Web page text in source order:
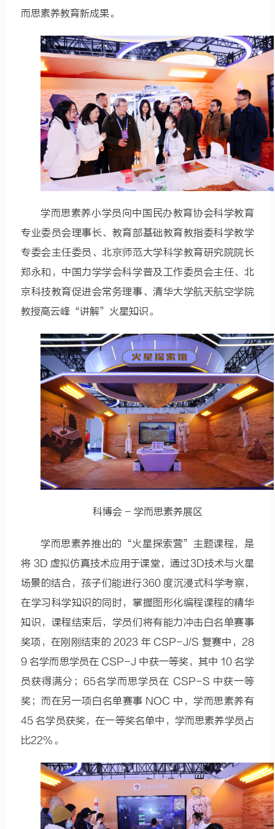
而思素养教育新成果。
学而思素养小学员向中国民办教育协会科学教育
专业委员会理事长、教育部基础教育教指委科学教学
专委会主任委员、北京师范大学科学教育研究院院长
郑永和，中国力学学会科学普及工作委员会主任、北
京科技教育促进会常务理事、清华大学航天航空学院
教授高云峰“讲解”火星知识。
科博会 - 学而思素养展区
学而思素养推出的“火星探索营”主题课程，是
将 3D 虚拟仿真技术应用于课堂，通过3D技术与火星
场景的结合，孩子们能进行360 度沉浸式科学考察，
在学习科学知识的同时，掌握图形化编程课程的精华
知识，课程结束后，学员们将有能力冲击白名单赛事
奖项，在刚刚结束的 2023 年 CSP-J/S 复赛中，28
9 名学而思学员在 CSP-J 中获一等奖，其中 10 名学
员获得满分；65名学而思学员在 CSP-S 中获一等
奖；而在另一项白名单赛事 NOC 中，学而思素养有
45 名学员获奖，在一等奖名单中，学而思素养学员占
比22%。